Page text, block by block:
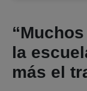
la
más el